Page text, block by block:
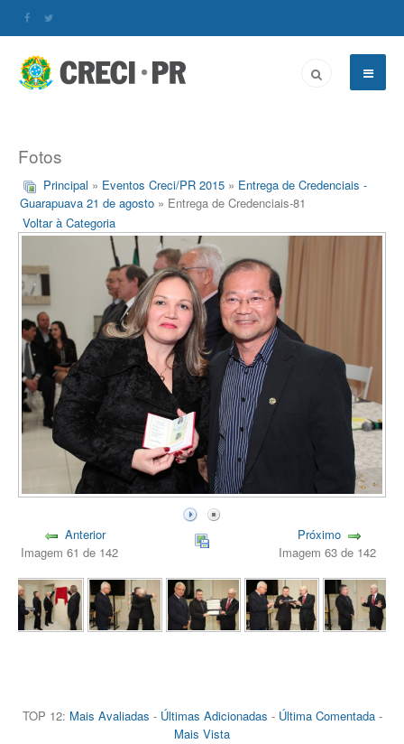
Fotos
Principal » Eventos Creci/PR 2015 » Entrega de Credenciais -
Guarapuava 21 de agosto » Entrega de Credenciais-81
Voltar à Categoria
Anterior
Imagem 61 de 142
Próximo
Imagem 63 de 142
TOP 12: Mais Avaliadas - Últimas Adicionadas - Última Comentada-
Mais Vista